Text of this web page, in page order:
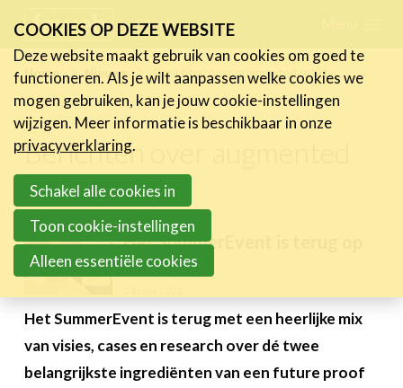
links
Jump
to
navigation
to
main
content
FR NL
Home Nieuws Berichten over augmented reality
Berichten over augmented
reality
Het SummerEvent is terug op
14 juni
Het SummerEvent is terug met een heerlijke mix
van visies, cases en research over dé twee
belangrijkste ingrediënten van een future proof
Nieuws
Nieuwsberichten
FeWeb Videos
Jobs in de sector
Activiteiten
Cases
Toolbox
Bedrijvenzoeker
COOKIES OP DEZE WEBSITE
Deze website maakt gebruik van cookies om goed te
functioneren. Als je wilt aanpassen welke cookies we
mogen gebruiken, kan je jouw cookie-instellingen
wijzigen. Meer informatie is beschikbaar in onze
privacyverklaring.
Schakel alle cookies in
Toon cookie-instellingen
Alleen essentiële cookies